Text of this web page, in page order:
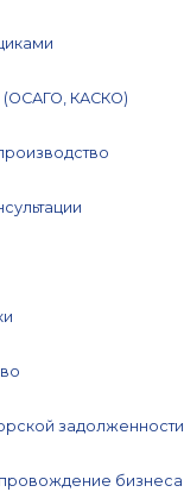
(ОСАГО, КАСКО)
задолженности
бизнеса